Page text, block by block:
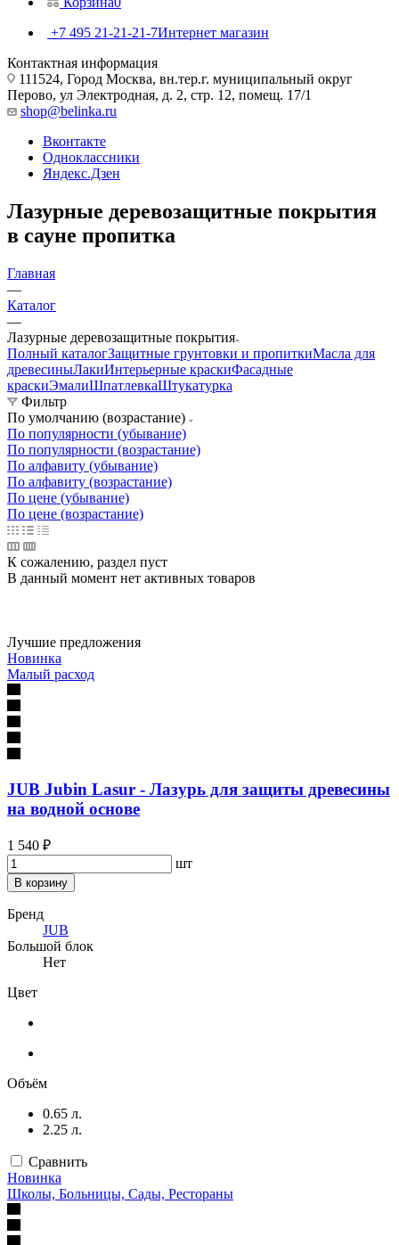
+7 495 21-21-21-7Интернет магазин
Контактная информация
111524, Город Москва, вн.тер.г. муниципальный округ
Перово, ул Электродная, д. 2, стр. 12, помещ. 17/1
shop@belinka.ru
Вконтакте
Одноклассники
Яндекс.Дзен
Лазурные деревозащитные покрытия
в сауне пропитка
Главная
—
Каталог
—
Лазурные деревозащитные покрытия
Полный каталогЗащитные грунтовки и пропиткиМасла для
древесиныЛакиИнтерьерные краскиФасадные
краскиЭмалиШпатлевкаШтукатурка
Фильтр
По умолчанию (возрастание)
По популярности (убывание)
По популярности (возрастание)
По алфавиту (убывание)
По алфавиту (возрастание)
По цене (убывание)
По цене (возрастание)
К сожалению, раздел пуст
В данный момент нет активных товаров
Лучшие предложения
Новинка
Малый расход
JUB Jubin Lasur - Лазурь для защиты древесины
на водной основе
1 540 ₽
шт
В корзину
Бренд
JUB
Большой блок
Нет
Цвет
Объём
0.65 л.
2.25 л.
Сравнить
Новинка
Школы, Больницы, Сады, Рестораны